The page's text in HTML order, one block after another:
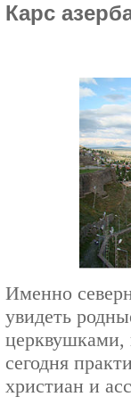
Карс
Именно
увидеть
церквушками,
сегодня
христиан и